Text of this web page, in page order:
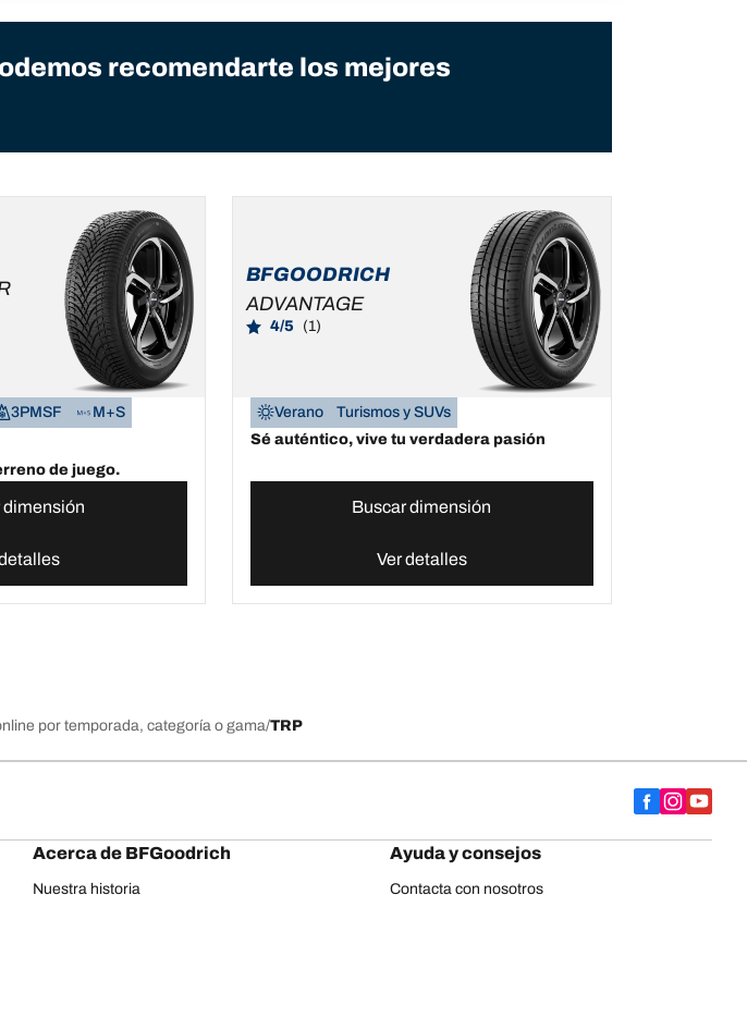
recomendarte los mejores
3PMSF
M+S
de juego.
dimensión
BFGOODRICH
ADVANTAGE
4/5 (1)
Verano
Turismos y SUVs
Sé auténtico, vive tu verdadera pasión
Buscar dimensión
Ver detalles
por temporada, categoría o gama TRP
Acerca de BFGoodrich
Nuestra historia
Ayuda y consejos
Contacta con nosotros